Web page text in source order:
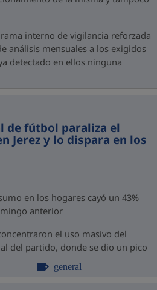
interno de vigilancia reforzada
análisis mensuales a los exigidos
detectado en ellos ninguna
de fútbol paraliza el
Jerez y lo dispara en los
en los hogares cayó un 43%
anterior
el uso masivo del
del partido, donde se dio un pico
general